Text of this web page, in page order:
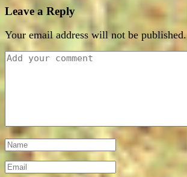
Leave a Reply
Your email address will not be published.